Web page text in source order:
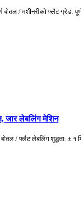
बोतल / मशीनरीको फ्लैट
जार लेबलिंग मेशिन
बोतल / फ्लैट लेबलिंग शुद्धता: